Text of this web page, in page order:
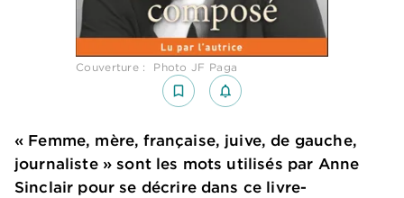
Couverture : Photo JF Paga
bookmark_border notifications_none_outlined
« Femme, mère, française, juive, de gauche,
journaliste » sont les mots utilisés par Anne
Sinclair pour se décrire dans ce livre-